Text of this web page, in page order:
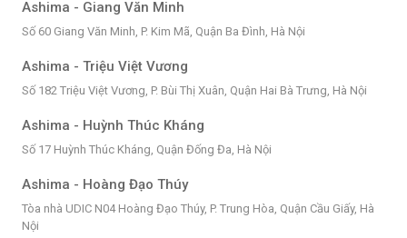
Ashima - Giang Văn Minh
Số 60 Giang Văn Minh, P. Kim Mã, Quận Ba Đình, Hà Nội
Ashima - Triệu Việt Vương
Số 182 Triệu Việt Vương, P. Bùi Thị Xuân, Quận Hai Bà Trưng, Hà Nội
Ashima - Huỳnh Thúc Kháng
Số 17 Huỳnh Thúc Kháng, Quận Đống Đa, Hà Nội
Ashima - Hoàng Đạo Thúy
Tòa nhà UDIC N04 Hoàng Đạo Thúy, P. Trung Hòa, Quận Cầu Giấy, Hà
Nội